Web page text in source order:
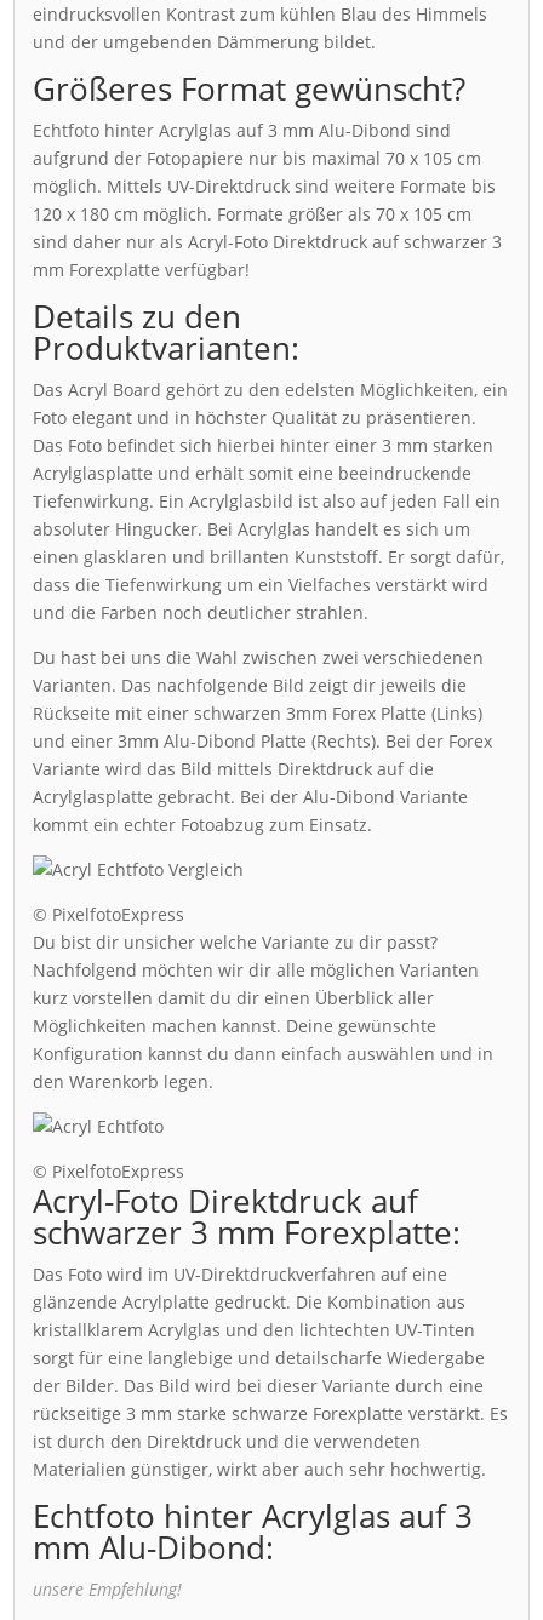
eindrucksvollen Kontrast zum kühlen Blau des Himmels
und der umgebenden Dämmerung bildet.
Größeres Format gewünscht?
Echtfoto hinter Acrylglas auf 3 mm Alu-Dibond sind
aufgrund der Fotopapiere nur bis maximal 70 x 105 cm
möglich. Mittels UV-Direktdruck sind weitere Formate bis
120 x 180 cm möglich. Formate größer als 70 x 105 cm
sind daher nur als Acryl-Foto Direktdruck auf schwarzer 3
mm Forexplatte verfügbar!
Details zu den
Produktvarianten:
Das Acryl Board gehört zu den edelsten Möglichkeiten, ein
Foto elegant und in höchster Qualität zu präsentieren.
Das Foto befindet sich hierbei hinter einer 3 mm starken
Acrylglasplatte und erhält somit eine beeindruckende
Tiefenwirkung. Ein Acrylglasbild ist also auf jeden Fall ein
absoluter Hingucker. Bei Acrylglas handelt es sich um
einen glasklaren und brillanten Kunststoff. Er sorgt dafür,
dass die Tiefenwirkung um ein Vielfaches verstärkt wird
und die Farben noch deutlicher strahlen.
Du hast bei uns die Wahl zwischen zwei verschiedenen
Varianten. Das nachfolgende Bild zeigt dir jeweils die
Rückseite mit einer schwarzen 3mm Forex Platte (Links)
und einer 3mm Alu-Dibond Platte (Rechts). Bei der Forex
Variante wird das Bild mittels Direktdruck auf die
Acrylglasplatte gebracht. Bei der Alu-Dibond Variante
kommt ein echter Fotoabzug zum Einsatz.
© PixelfotoExpress
Du bist dir unsicher welche Variante zu dir passt?
Nachfolgend möchten wir dir alle möglichen Varianten
kurz vorstellen damit du dir einen Überblick aller
Möglichkeiten machen kannst. Deine gewünschte
Konfiguration kannst du dann einfach auswählen und in
den Warenkorb legen.
© PixelfotoExpress
Acryl-Foto Direktdruck auf
schwarzer 3 mm Forexplatte:
Das Foto wird im UV-Direktdruckverfahren auf eine
glänzende Acrylplatte gedruckt. Die Kombination aus
kristallklarem Acrylglas und den lichtechten UV-Tinten
sorgt für eine langlebige und detailscharfe Wiedergabe
der Bilder. Das Bild wird bei dieser Variante durch eine
rückseitige 3 mm starke schwarze Forexplatte verstärkt. Es
ist durch den Direktdruck und die verwendeten
Materialien günstiger, wirkt aber auch sehr hochwertig.
Echtfoto hinter Acrylglas auf 3
mm Alu-Dibond:
unsere Empfehlung!